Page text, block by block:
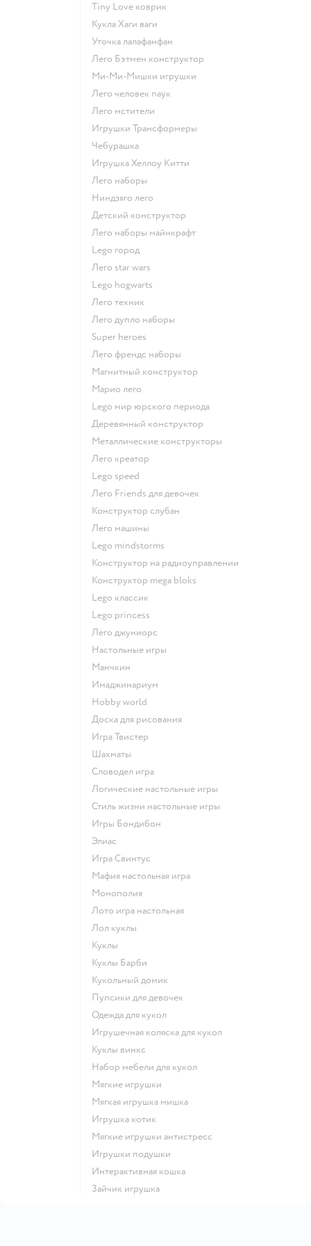
Tiny Love коврик
Кукла Хаги ваги
Уточка лалафанфан
Лего Бэтмен конструктор
Ми-Ми-Мишки игрушки
Лего человек паук
Лего мстители
Игрушки Трансформеры
Чебурашка
Игрушка Хеллоу Китти
Лего наборы
Ниндзяго лего
Детский конструктор
Лего наборы майнкрафт
Lego город
Лего star wars
Lego hogwarts
Лего техник
Лего дупло наборы
Super heroes
Лего френдс наборы
Магнитный конструктор
Марио лего
Lego мир юрского периода
Деревянный конструктор
Металлические конструкторы
Лего креатор
Lego speed
Лего Friends для девочек
Конструктор слубан
Лего машины
Lego mindstorms
Конструктор на радиоуправлении
Конструктор mega bloks
Lego классик
Lego princess
Лего джуниорс
Настольные игры
Манчкин
Имаджинариум
Hobby world
Доска для рисования
Игра Твистер
Шахматы
Словодел игра
Логические настольные игры
Стиль жизни настольные игры
Игры Бондибон
Элиас
Игра Свинтус
Мафия настольная игра
Монополия
Лото игра настольная
Лол куклы
Куклы
Куклы Барби
Кукольный домик
Пупсики для девочек
Одежда для кукол
Игрушечная коляска для кукол
Куклы винкс
Набор мебели для кукол
Мягкие игрушки
Мягкая игрушка мишка
Игрушка котик
Мягкие игрушки антистресс
Игрушки подушки
Интерактивная кошка
Зайчик игрушка